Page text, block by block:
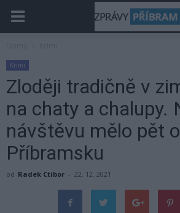
Krimi
Zloději tradičně v
na chaty a chalupy.
návštěvu mělo pět
Příbramsku
od Radek Ctibor - 22. 12. 2021